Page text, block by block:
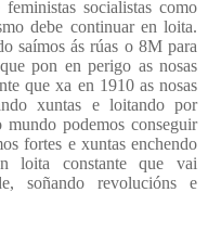
socialistas como
debe continuar en loita.
saímos ás rúas o 8M para
pon en perigo as nosas
que xa en 1910 as nosas
xuntas e loitando por
mundo podemos conseguir
fortes e xuntas enchendo
loita constante que vai
soñando revolucións e